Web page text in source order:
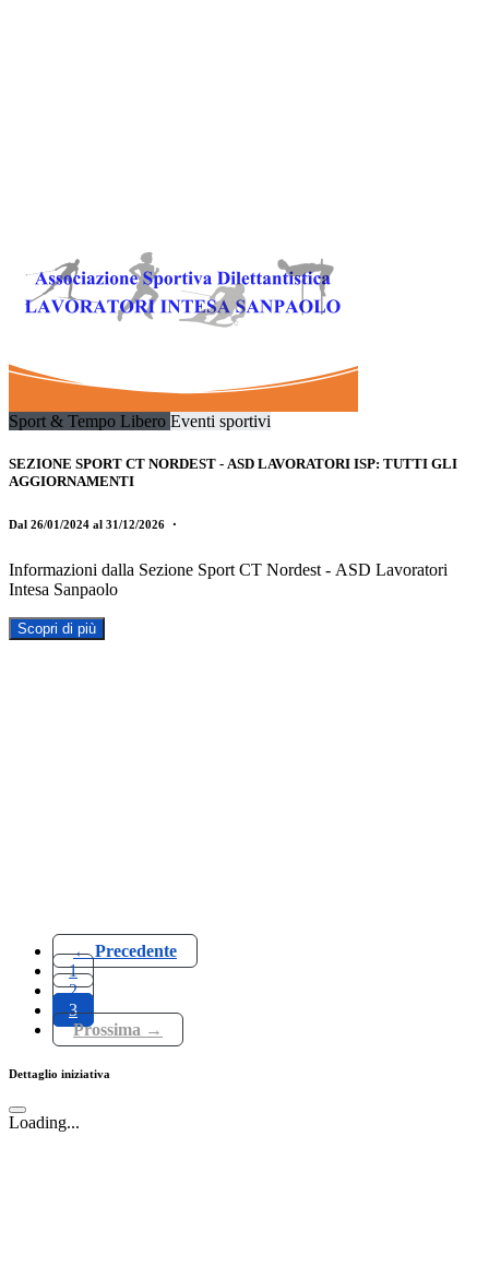
Sport & Tempo Libero Eventi sportivi
SEZIONE SPORT CT NORDEST - ASD LAVORATORI ISP: TUTTI GLI
AGGIORNAMENTI
Dal 26/01/2024 al 31/12/2026 ・
Informazioni dalla Sezione Sport CT Nordest - ASD Lavoratori
Intesa Sanpaolo
Scopri di più
← Precedente
1
2
3
Prossima →
Dettaglio iniziativa
Loading...